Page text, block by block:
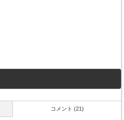
コメント (21)